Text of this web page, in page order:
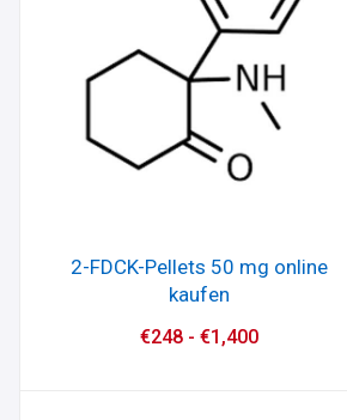
2-FDCK-Pellets 50 mg online
kaufen
€248- €1,400